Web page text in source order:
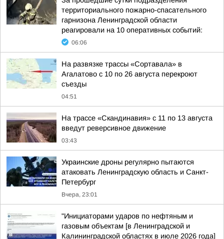
территориального пожарно-спасательного
гарнизона Ленинградской области
реагировали на 10 оперативных событий:
06:06
На развязке трассы «Сортавала» в
Агалатово с 10 по 26 августа перекроют
съезды
04:51
На трассе «Скандинавия» с 11 по 13 августа
введут реверсивное движение
03:43
Украинские дроны регулярно пытаются
атаковать Ленинградскую область и Санкт-
Петербург
Вчера, 23:01
"Инициаторами ударов по нефтяным и
газовым объектам [в Ленинградской и
Калининградской областях в июле 2026 года]